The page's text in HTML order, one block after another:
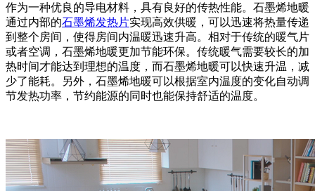
作为一种优良的导电材料，具有良好的传热性能。石墨烯地暖
通过内部的石墨烯发热片实现高效供暖，可以迅速将热量传递
到整个房间，使得房间内温暖迅速升高。相对于传统的暖气片
或者空调，石墨烯地暖更加节能环保。传统暖气需要较长的加
热时间才能达到理想的温度，而石墨烯地暖可以快速升温，减
少了能耗。另外，石墨烯地暖可以根据室内温度的变化自动调
节发热功率，节约能源的同时也能保持舒适的温度。